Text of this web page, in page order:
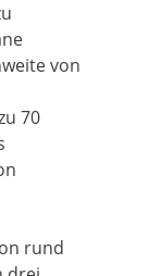
von
70
rund